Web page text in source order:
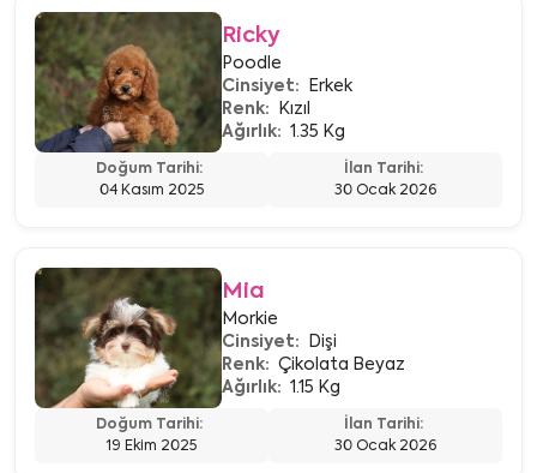
Ricky
Poodle
Cinsiyet:
Erkek
Renk:
Kızıl
Ağırlık: 1.35 Kg
Doğum Tarihi:
04 Kasım 2025
İlan Tarihi:
30 Ocak 2026
Mia
Morkie
Cinsiyet:
Dişi
Renk: Çikolata Beyaz
Ağırlık: 1.15 Kg
Doğum Tarihi:
19 Ekim 2025
İlan Tarihi:
30 Ocak 2026